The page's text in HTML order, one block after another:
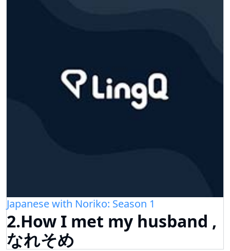
Japanese with Noriko: Season 1
2.How I met my husband ,
なれそめ